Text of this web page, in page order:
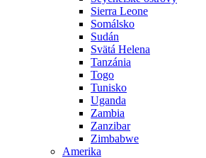
Sierra Leone
Somálsko
Sudán
Svätá Helena
Tanzánia
Togo
Tunisko
Uganda
Zambia
Zanzibar
Zimbabwe
Amerika